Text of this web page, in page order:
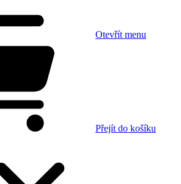
Otevřít menu
Přejít do košíku